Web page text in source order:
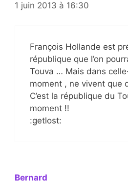
1 juin 2013 à 16:30
François Hollande est
république que l’on
Touva … Mais dans
moment , ne vivent que
C’est la république du
moment !!
:getlost:
Bernard